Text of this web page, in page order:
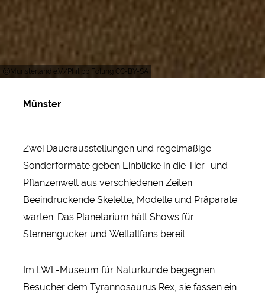
Münsterland e.V./Philipp Fölting CC-BY-SA
Münster
Zwei Dauerausstellungen und regelmäßige
Sonderformate geben Einblicke in die Tier- und
Pflanzenwelt aus verschiedenen Zeiten.
Beeindruckende Skelette, Modelle und Präparate
warten. Das Planetarium hält Shows für
Sternengucker und Weltallfans bereit.
Im LWL-Museum für Naturkunde begegnen
Besucher dem Tyrannosaurus Rex, sie fassen ein